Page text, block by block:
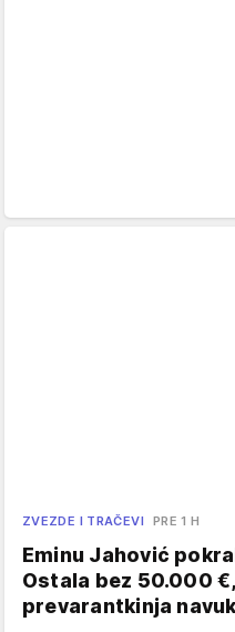
ZVEZDE I TRAČEVI PRE 1 H
Eminu Jahović
Ostala bez 50.000
prevarantkinja